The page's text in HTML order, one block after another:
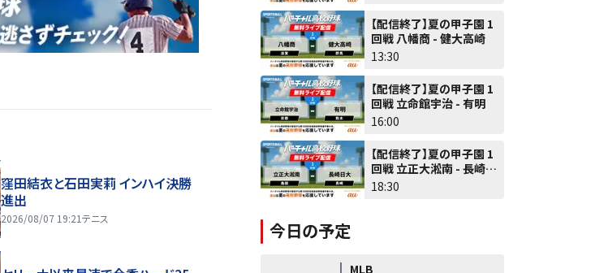
窪田結衣と石田実莉 インハイ決勝
進出
2026/08/07 19:21テニス
【配信終了】夏の甲子園 1
回戦 八幡商 - 健大高崎
13:30
【配信終了】夏の甲子園 1
回戦 立命館宇治 - 有明
16:00
【配信終了】夏の甲子園 1
回戦 立正大淞南 - 長崎日
大
18:30
今日の予定
MLB